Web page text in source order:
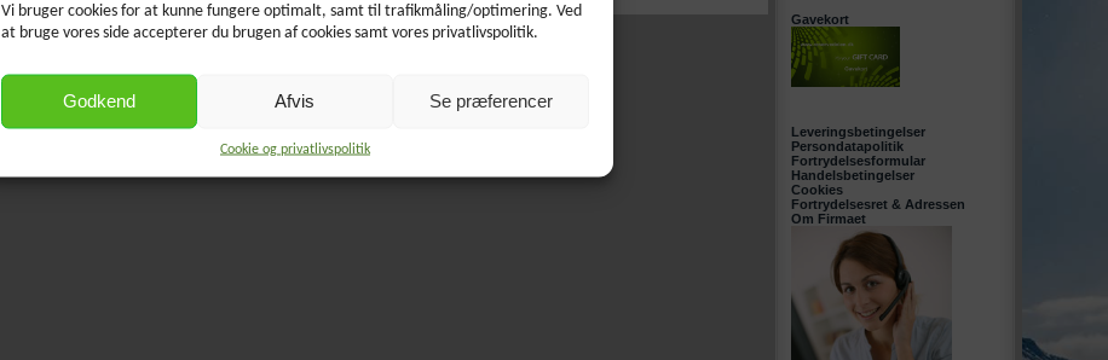
Vi bruger cookies for at kunne fungere optimalt, samt til trafikmåling/optimering. Ved
at bruge vores side accepterer du brugen af cookies samt vores privatlivspolitik.
Godkend Afvis Se præferencer
Cookie og privatlivspolitik
Gavekort
Leveringsbetingelser
Persondatapolitik
Fortrydelsesformular
Handelsbetingelser
Cookies
Fortrydelsesret & Adressen
Om Firmaet